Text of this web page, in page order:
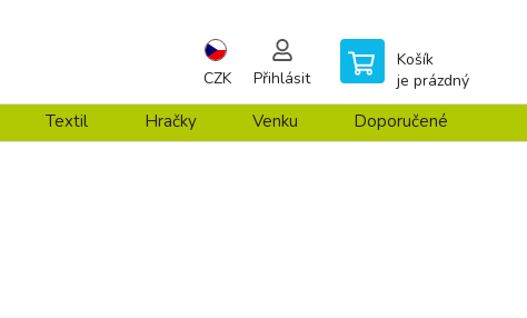
CZK Přihlásit
Košík
je prázdný
Textil Hračky Venku Doporučené